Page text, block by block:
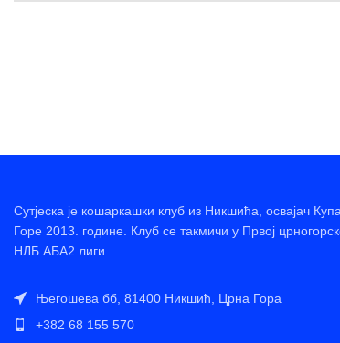
Сутјеска је кошаркашки клуб из Никшића, освајач
Горе 2013. године. Клуб се такмичи у Првој
НЛБ АБА2 лиги.
Његошева бб, 81400 Никшић, Црна Гора
+382 68 155 570